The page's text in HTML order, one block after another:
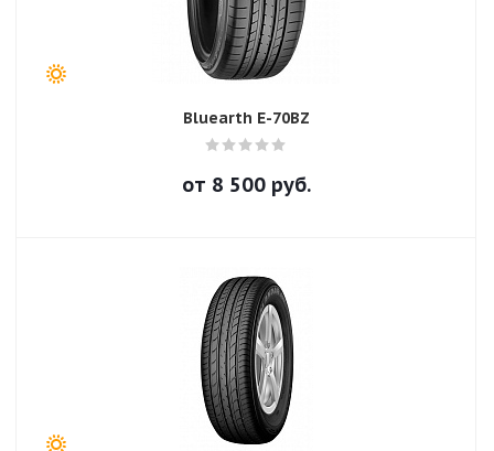
Bluearth E-70BZ
от 8 500руб.